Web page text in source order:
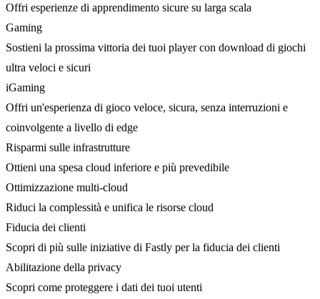
Offri esperienze di apprendimento sicure su larga scala
Gaming
Sostieni la prossima vittoria dei tuoi player con download di giochi
ultra veloci e sicuri
iGaming
Offri un'esperienza di gioco veloce, sicura, senza interruzioni e
coinvolgente a livello di edge
Risparmi sulle infrastrutture
Ottieni una spesa cloud inferiore e più prevedibile
Ottimizzazione multi-cloud
Riduci la complessità e unifica le risorse cloud
Fiducia dei clienti
Scopri di più sulle iniziative di Fastly per la fiducia dei clienti
Abilitazione della privacy
Scopri come proteggere i dati dei tuoi utenti